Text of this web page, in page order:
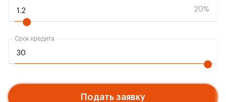
20%
Срок кредита
Подать заявку